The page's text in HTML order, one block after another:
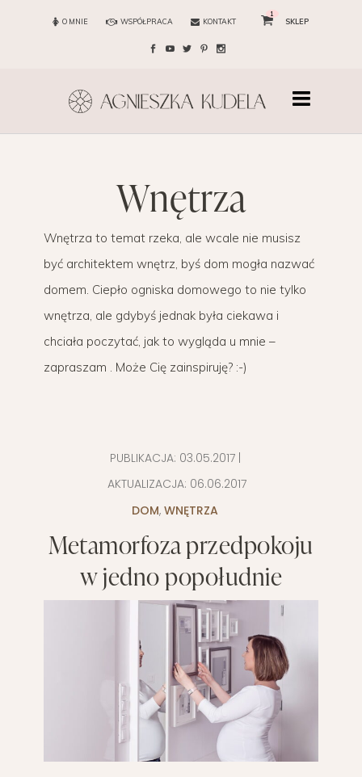
O MNIE WSPÓŁPRACA KONTAKT
1
SKLEP
wnętrza
Wnętrza to temat rzeka, ale wcale nie musisz
być architektem wnętrz, byś dom mogła nazwać
domem. Ciepło ogniska domowego to nie tylko
wnętrza, ale gdybyś jednak była ciekawa i
chciała poczytać, jak to wygląda u mnie –
zapraszam . Może Cię zainspiruję? :-)
PUBLIKACJA: 03.05.2017|
AKTUALIZACJA: 06.06.2017
DOM, WNĘTRZA
Metamorfoza przedpokoju
w jedno popołudnie